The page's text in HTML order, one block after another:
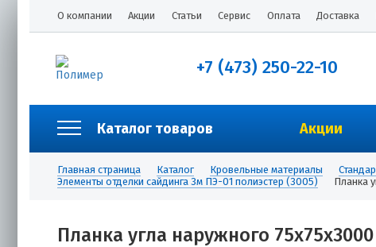
О компании Акции Статьи Сервис Оплата Доставка
+7 (473) 250-22-10
Каталог товаров Акции
Главная страница Каталог Кровельные материалы
Элементы отделки сайдинга 3м ПЭ-01 полиэстер (3005)
Планка
Планка угла наружного